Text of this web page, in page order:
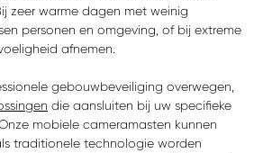
zeer warme dagen met weinig
personen en omgeving, of bij extreme
afnemen.
gebouwbeveiliging overwegen,
die aansluiten bij uw specifieke
mobiele cameramasten kunnen
traditionele technologie worden